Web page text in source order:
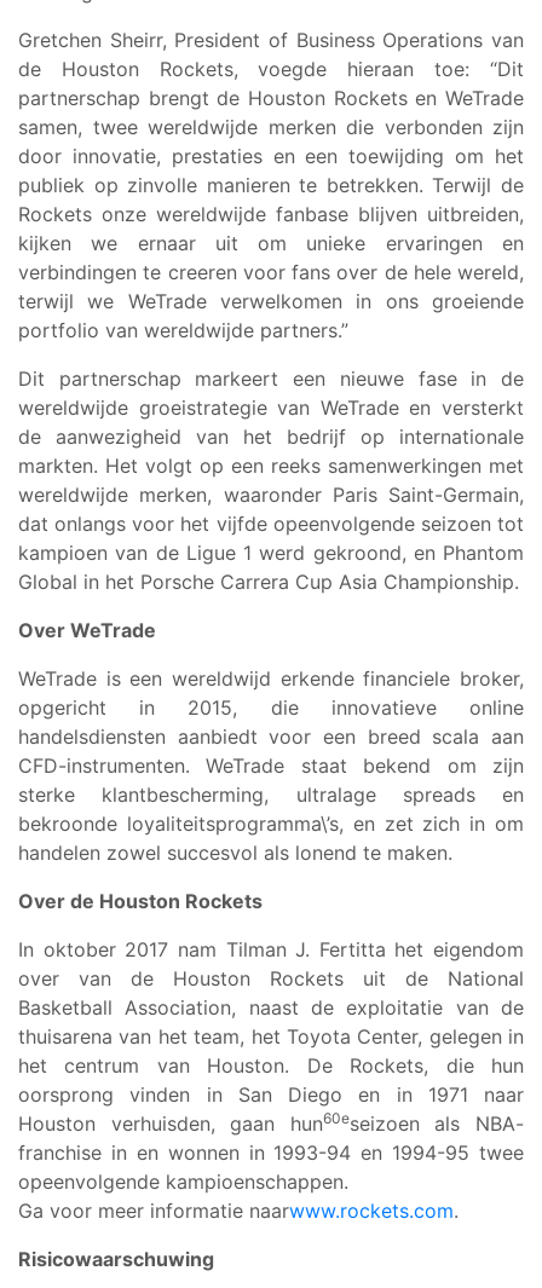
Gretchen Sheirr, President of Business Operations van
de Houston Rockets, voegde hieraan toe: “Dit
partnerschap brengt de Houston Rockets en WeTrade
samen, twee wereldwijde merken die verbonden zijn
door innovatie, prestaties en een toewijding om het
publiek op zinvolle manieren te betrekken. Terwijl de
Rockets onze wereldwijde fanbase blijven uitbreiden,
kijken we ernaar uit om unieke ervaringen en
verbindingen te creeren voor fans over de hele wereld,
terwijl we WeTrade verwelkomen in ons groeiende
portfolio van wereldwijde partners.”
Dit partnerschap markeert een nieuwe fase in de
wereldwijde groeistrategie van WeTrade en versterkt
de aanwezigheid van het bedrijf op internationale
markten. Het volgt op een reeks samenwerkingen met
wereldwijde merken, waaronder Paris Saint-Germain,
dat onlangs voor het vijfde opeenvolgende seizoen tot
kampioen van de Ligue 1 werd gekroond, en Phantom
Global in het Porsche Carrera Cup Asia Championship.
Over WeTrade
WeTrade is een wereldwijd erkende financiele broker,
opgericht in 2015, die innovatieve online
handelsdiensten aanbiedt voor een breed scala aan
CFD-instrumenten. WeTrade staat bekend om zijn
sterke klantbescherming, ultralage spreads en
bekroonde loyaliteitsprogramma\’s, en zet zich in om
handelen zowel succesvol als lonend te maken.
Over de Houston Rockets
In oktober 2017 nam Tilman J. Fertitta het eigendom
over van de Houston Rockets uit de National
Basketball Association, naast de exploitatie van de
thuisarena van het team, het Toyota Center, gelegen in
het centrum van Houston. De Rockets, die hun
oorsprong vinden in San Diego en in 1971 naar
Houston verhuisden, gaan hun60eseizoen als NBA-
franchise in en wonnen in 1993-94 en 1994-95 twee
opeenvolgende kampioenschappen.
Ga voor meer informatie naarwww.rockets.com.
Risicowaarschuwing